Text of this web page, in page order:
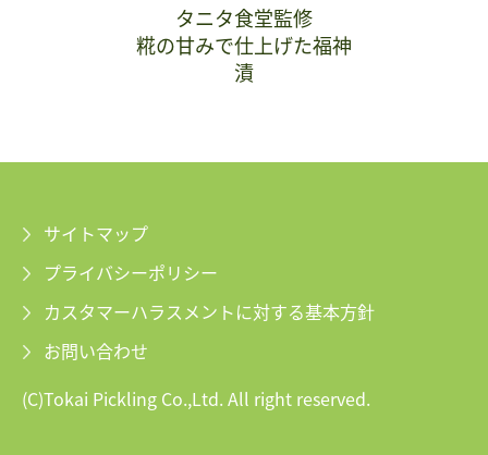
タニタ食堂監修
糀の甘みで仕上げた福神
漬
(C)Tokai Pickling Co.,Ltd. All right reserved.
サイトマップ
プライバシーポリシー
カスタマーハラスメントに対する基本方針
お問い合わせ